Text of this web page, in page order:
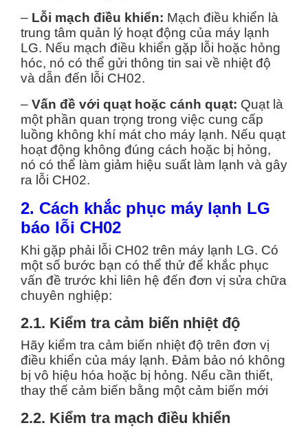
– Lỗi mạch điều khiển: Mạch điều khiển là
trung tâm quản lý hoạt động của máy lạnh
LG. Nếu mạch điều khiển gặp lỗi hoặc hỏng
hóc, nó có thể gửi thông tin sai về nhiệt độ
và dẫn đến lỗi CH02.
– Vấn đề với quạt hoặc cánh quạt: Quạt là
một phần quan trọng trong việc cung cấp
luồng không khí mát cho máy lạnh. Nếu quạt
hoạt động không đúng cách hoặc bị hỏng,
nó có thể làm giảm hiệu suất làm lạnh và gây
ra lỗi CH02.
2. Cách khắc phục máy lạnh LG
báo lỗi CH02
Khi gặp phải lỗi CH02 trên máy lạnh LG. Có
một số bước bạn có thể thử để khắc phục
vấn đề trước khi liên hệ đến đơn vị sửa chữa
chuyên nghiệp:
2.1. Kiểm tra cảm biến nhiệt độ
Hãy kiểm tra cảm biến nhiệt độ trên đơn vị
điều khiển của máy lạnh. Đảm bảo nó không
bị vô hiệu hóa hoặc bị hỏng. Nếu cần thiết,
thay thế cảm biến bằng một cảm biến mới
2.2. Kiểm tra mạch điều khiển